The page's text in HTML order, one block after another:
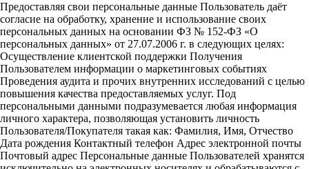
Предоставляя свои персональные данные Пользователь даёт
согласие на обработку, хранение и использование своих
персональных данных на основании ФЗ № 152-ФЗ «О
персональных данных» от 27.07.2006 г. в следующих целях:
Осуществление клиентской поддержки Получения
Пользователем информации о маркетинговых событиях
Проведения аудита и прочих внутренних исследований с целью
повышения качества предоставляемых услуг. Под
персональными данными подразумевается любая информация
личного характера, позволяющая установить личность
Пользователя/Покупателя такая как: Фамилия, Имя, Отчество
Дата рождения Контактный телефон Адрес электронной почты
Почтовый адрес Персональные данные Пользователей хранятся